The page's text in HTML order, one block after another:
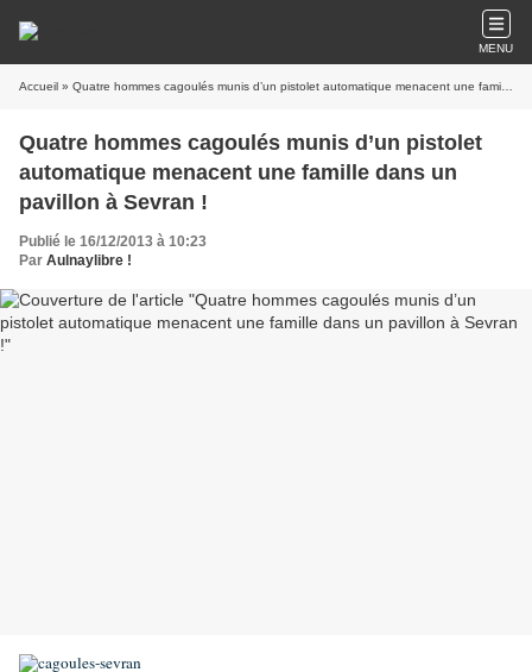
MENU
Accueil » Quatre hommes cagoulés munis d’un pistolet automatique menacent une famille dans un pavillon à Sevran !
Quatre hommes cagoulés munis d’un pistolet
automatique menacent une famille dans un
pavillon à Sevran !
Publié le 16/12/2013 à 10:23
Par Aulnaylibre !